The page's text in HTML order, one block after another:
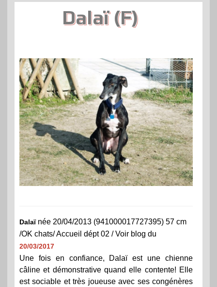
Dalaï (F)
Dalaïnée 20/04/2013 (941000017727395) 57 cm
/OK chats/ Accueil dépt 02 / Voir blog du
20/03/2017
Une fois en confiance, Dalaï est une chienne
câline et démonstrative quand elle contente! Elle
est sociable et très joueuse avec ses congénères